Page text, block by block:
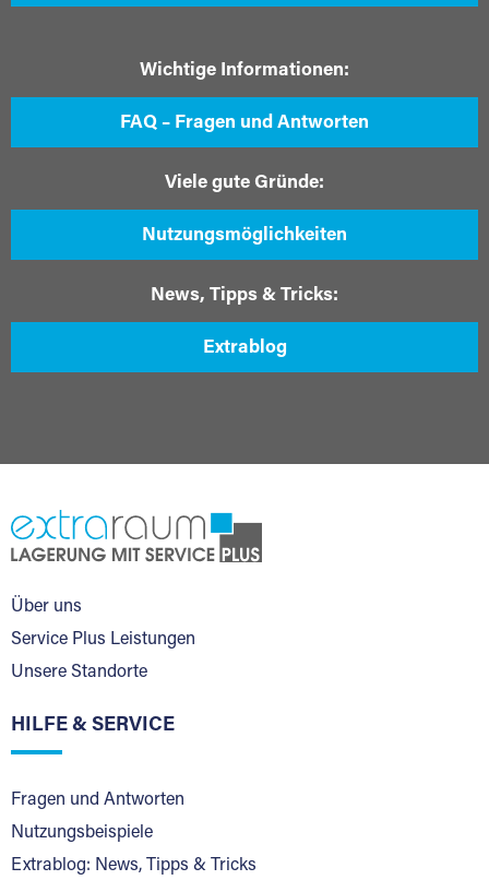
Wichtige Informationen:
FAQ – Fragen und Antworten
Viele gute Gründe:
Nutzungsmöglichkeiten
News, Tipps & Tricks:
Extrablog
Über uns
Service Plus Leistungen
Unsere Standorte
HILFE & SERVICE
Fragen und Antworten
Nutzungsbeispiele
Extrablog: News, Tipps & Tricks